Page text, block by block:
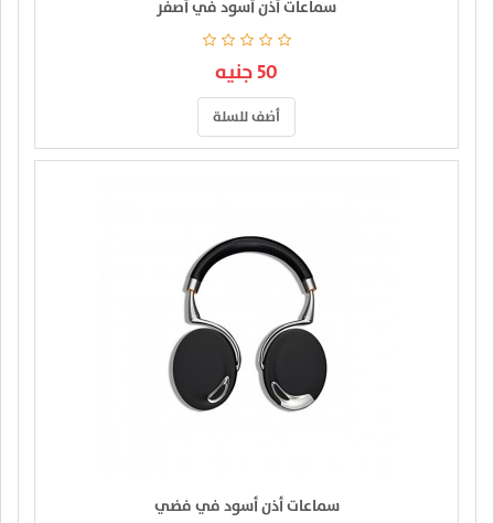
سماعات أذن أسود في أصفر
50 جنيه
أضف للسلة
سماعات أذن أسود في فضي